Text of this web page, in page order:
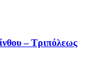
– Τριπόλεως